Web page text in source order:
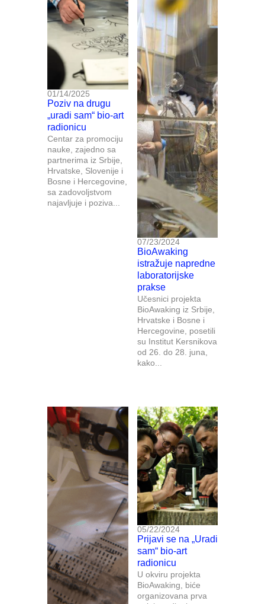
01/14/2025
Poziv na drugu
„uradi sam“ bio-art
radionicu
Centar za promociju
nauke, zajedno sa
partnerima iz Srbije,
Hrvatske, Slovenije i
Bosne i Hercegovine,
sa zadovoljstvom
najavljuje i poziva...
07/23/2024
BioAwaking
istražuje napredne
laboratorijske
prakse
Učesnici projekta
BioAwaking iz Srbije,
Hrvatske i Bosne i
Hercegovine, posetili
su Institut Kersnikova
od 26. do 28. juna,
kako...
05/22/2024
Prijavi se na „Uradi
sam“ bio-art
radionicu
U okviru projekta
BioAwaking, biće
organizovana prva